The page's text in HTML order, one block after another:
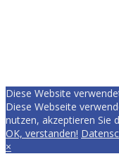
Diese Website
Diese Webseite
nutzen, akzeptieren Sie
OK, verstanden!
×